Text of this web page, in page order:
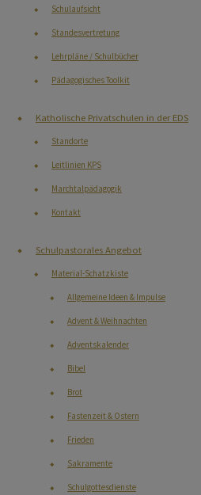
Schulpastorales
Kindergarten
Vernetzt:
Religionslehrer
Schulaufsicht
Standesvertretung
Lehrpläne / Schulbücher
Pädagogisches Toolkit
Katholische Privatschulen in der EDS
Standorte
Leitlinien KPS
Marchtalpädagogik
Kontakt
Schulpastorales Angebot
Material-Schatzkiste
Allgemeine Ideen & Impulse
Advent & Weihnachten
Adventskalender
Bibel
Brot
Fastenzeit & Ostern
Frieden
Sakramente
Schulgottesdienste